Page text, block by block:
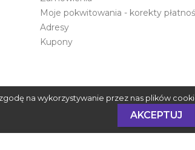
Moje pokwitowania - korekty
Adresy
Kupony
na wykorzystywanie przez nas plików
AKCEPTUJ